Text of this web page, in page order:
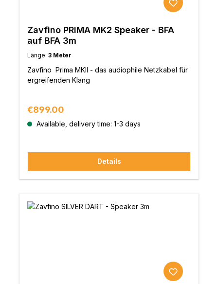
Zavfino PRIMA MK2 Speaker - BFA
auf BFA 3m
Länge: 3 Meter
Zavfino Prima MKII - das audiophile Netzkabel für
ergreifenden Klang
Regular price:
€899.00
Available, delivery time: 1-3 days
Details